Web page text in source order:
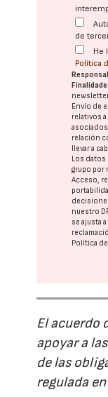
de
He
Política
Envío de
relativos
relación
llevar a
Los datos
grupo por
Acceso,
nuestro
se ajusta
Política
El acuerdo
apoyar a
de las
regulada